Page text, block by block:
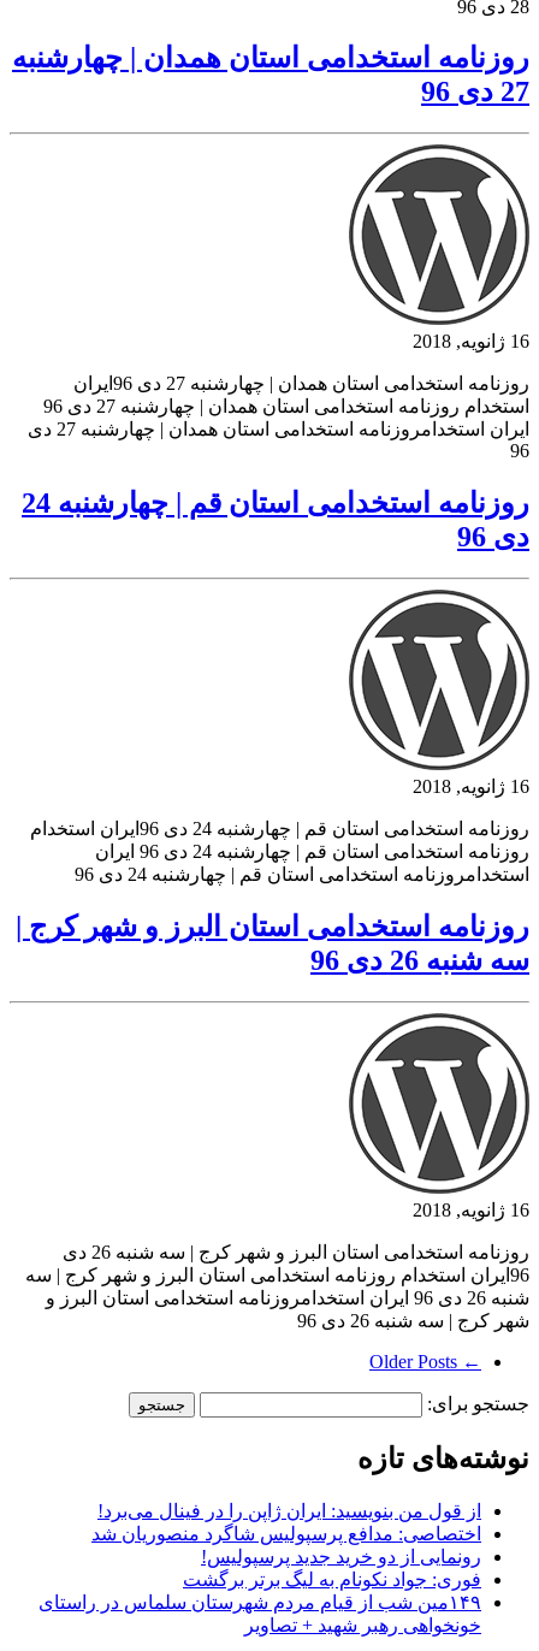
28 دی 96
روزنامه استخدامی استان همدان | چهارشنبه
27 دی 96
16 ژانویه, 2018
روزنامه استخدامی استان همدان | چهارشنبه 27 دی 96ایران
استخدام روزنامه استخدامی استان همدان | چهارشنبه 27 دی 96
ایران استخدامروزنامه استخدامی استان همدان | چهارشنبه 27 دی
96
روزنامه استخدامی استان قم | چهارشنبه 24
دی 96
16 ژانویه, 2018
روزنامه استخدامی استان قم | چهارشنبه 24 دی 96ایران استخدام
روزنامه استخدامی استان قم | چهارشنبه 24 دی 96 ایران
استخدامروزنامه استخدامی استان قم | چهارشنبه 24 دی 96
روزنامه استخدامی استان البرز و شهر کرج |
سه شنبه 26 دی 96
16 ژانویه, 2018
روزنامه استخدامی استان البرز و شهر کرج | سه شنبه 26 دی
96ایران استخدام روزنامه استخدامی استان البرز و شهر کرج | سه
شنبه 26 دی 96 ایران استخدامروزنامه استخدامی استان البرز و
شهر کرج | سه شنبه 26 دی 96
← Older Posts
جستجو برای:
نوشته‌های تازه
از قول من بنویسید: ایران ژاپن را در فینال می‌برد!
اختصاصی: مدافع پرسپولیس شاگرد منصوریان شد
رونمایی از دو خرید جدید پرسپولیس!
فوری: جواد نکونام به لیگ برتر برگشت
۱۴۹مین شب از قیام مردم شهرستان سلماس در راستای
خونخواهی رهبر شهید + تصاویر